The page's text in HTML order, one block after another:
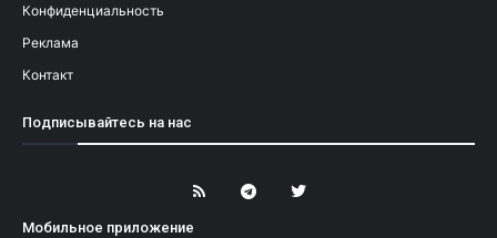
Конфиденциальность
Реклама
Контакт
Подписывайтесь на нас
Мобильное приложение